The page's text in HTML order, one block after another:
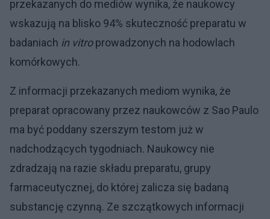
przekazanych do mediów wynika, że naukowcy
wskazują na blisko 94% skuteczność preparatu w
badaniach in vitroprowadzonych na hodowlach
komórkowych.
Z informacji przekazanych mediom wynika, że
preparat opracowany przez naukowców z Sao Paulo
ma być poddany szerszym testom już w
nadchodzących tygodniach. Naukowcy nie
zdradzają na razie składu preparatu, grupy
farmaceutycznej, do której zalicza się badaną
substancję czynną. Ze szczątkowych informacji